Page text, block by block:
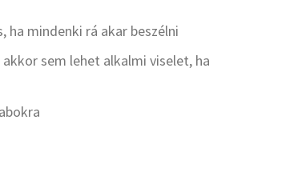
mindenki rá akar beszélni
sem lehet alkalmi viselet, ha